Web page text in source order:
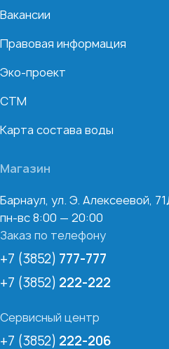
Вакансии
Правовая информация
Эко-проект
СТМ
Карта состава воды
Магазин
Барнаул, ул. Э. Алексеевой,
пн-вс 8:00 — 20:00
Заказ по телефону
+7 (3852) 777-777
+7 (3852) 222-222
Сервисный центр
+7 (3852) 222-206